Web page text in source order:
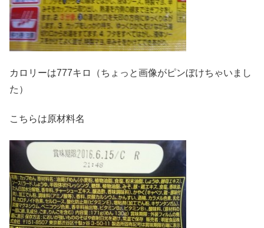
カロリーは777キロ（ちょっと画像がピンぼけちゃいまし
た）
こちらは原材料名